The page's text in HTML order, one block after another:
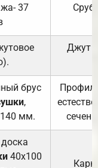
37
Сруб
Джут
брус
,
мм.
40х100